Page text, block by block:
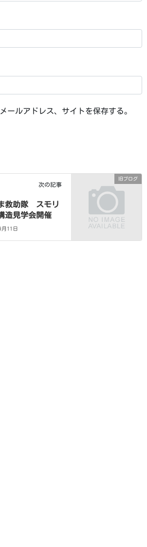
ールアドレス、サイトを保存する。
旧ブログ
次の記事
救助隊 スモリ
造見学会開催
月11日